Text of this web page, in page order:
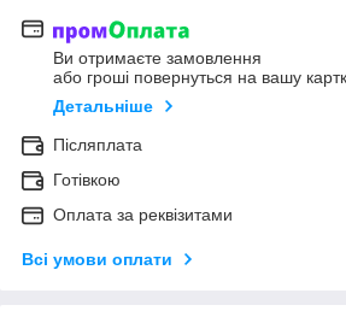
Ви отримаєте замовлення
або гроші повернуться на вашу
Детальніше
Післяплата
Готівкою
Оплата за реквізитами
Всі умови оплати